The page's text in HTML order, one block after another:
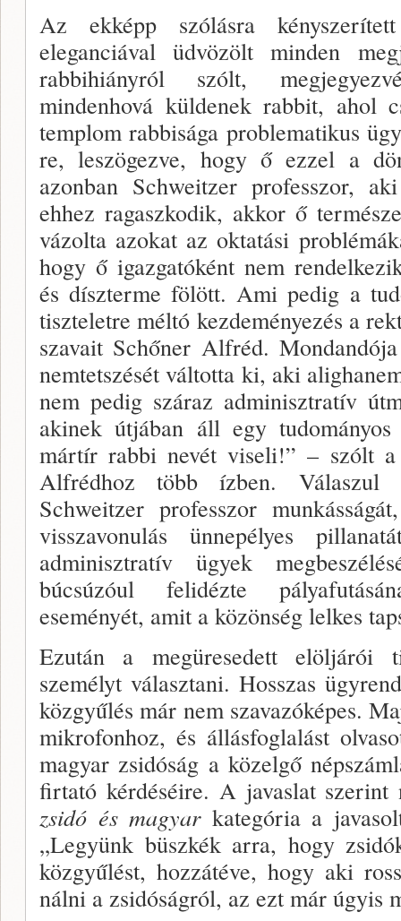
Az ekképp szólásra
eleganciával üdvö­zölt minden
rabbihiányról szólt,
mindenhová küldenek rabbit, ahol
templom rabbisága problematikus
re, leszögezve, hogy ő ezzel a
azonban Schwei­tzer professzor,
ehhez ragaszkodik, akkor ő
vá­zolta azokat az oktatási
hogy ő igazga­tóként nem
és díszterme fölött. Ami pedig a
tiszteletre méltó kezdeményezés a
szavait Schőner Alfréd.
nemtetszését vál­totta ki, aki
nem pedig száraz adminisztratív
akinek útjában áll egy
mártír rabbi nevét viseli!” – szólt a
Alfrédhoz több íz­ben. Válaszul
Schweitzer professzor
visszavonulás ün­nepélyes
adminisztratív ügyek
búcsúzóul feli­dézte
eseményét, amit a közönség lel­kes
Ezután a megüresedett elöljárói
személyt válasz­tani. Hosszas
közgyűlés már nem szava­zóképes.
mikrofonhoz, és állásfoglalást
magyar zsidóság a közelgő
firtató kérdéséire. A javaslat szerint
zsidó és magyarkategória a
„Legyünk büszkék arra, hogy
közgyűlést, hozzátéve, hogy aki
nálni a zsidóságról, az ezt már úgyis